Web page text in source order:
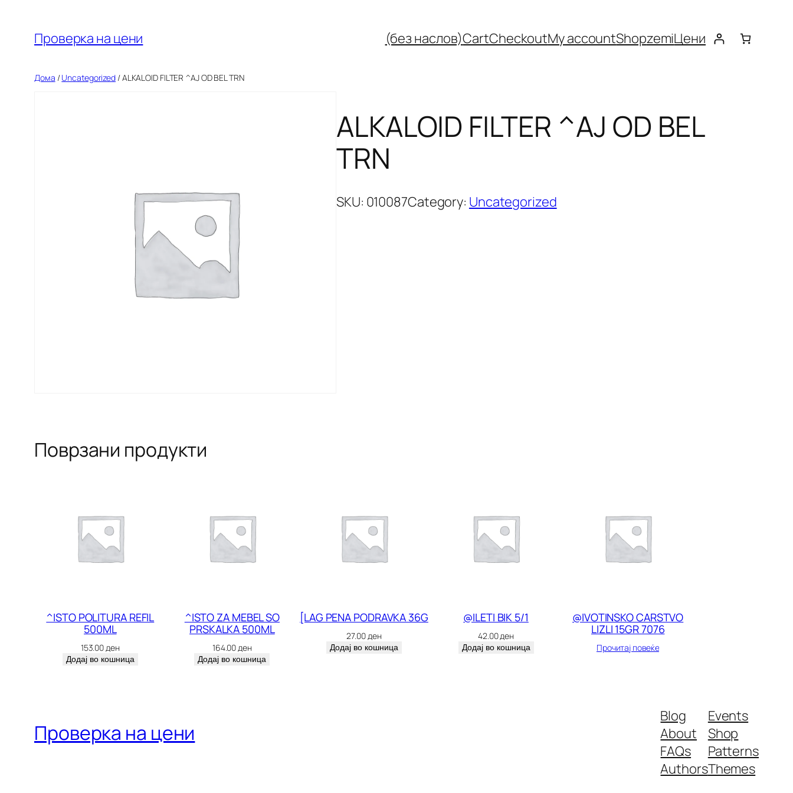
содржината
Проверка на цени (без наслов)CartCheckoutMy accountShopzemiЦени
Дома /Uncategorized / ALKALOID FILTER ^AJ OD BEL TRN
ALKALOID FILTER ^AJ OD BEL
TRN
SKU: 010087Category: Uncategorized
Поврзани продукти
^ISTO POLITURA REFIL
500ML
153.00 ден
Додај во кошница
^ISTO ZA MEBEL SO
PRSKALKA 500ML
164.00 ден
Додај во кошница
[LAG PENA PODRAVKA 36G
27.00 ден
Додај во кошница
@ILETI BIK 5/1
42.00ден
Додај во кошница
@IVOTINSKO CARSTVO
LIZLI 15GR 7076
Прочитај повеќе
Проверка на цени
Blog
About
FAQs
Authors
Events
Shop
Patterns
Themes